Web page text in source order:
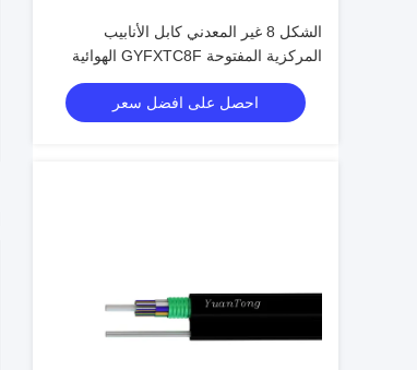
الشكل 8 غير المعدني كابل الأنابيب
المركزية المفتوحة GYFXTC8F الهوائية
الخارجية
احصل على افضل سعر